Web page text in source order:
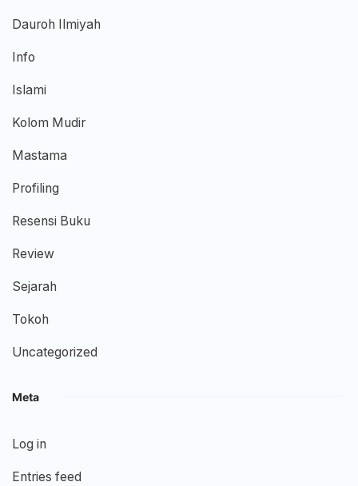
Dauroh Ilmiyah
Info
Islami
Kolom Mudir
Mastama
Profiling
Resensi Buku
Review
Sejarah
Tokoh
Uncategorized
Meta
Log in
Entries feed